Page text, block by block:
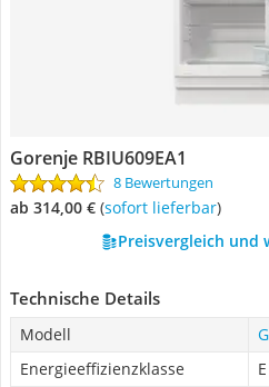
Gorenje RBIU609EA1
8 Bewertungen
ab 314,00 € ( Sofort lieferbar)
Preisvergleich und
Technische Details
Modell
Energieeffizienzklasse
E